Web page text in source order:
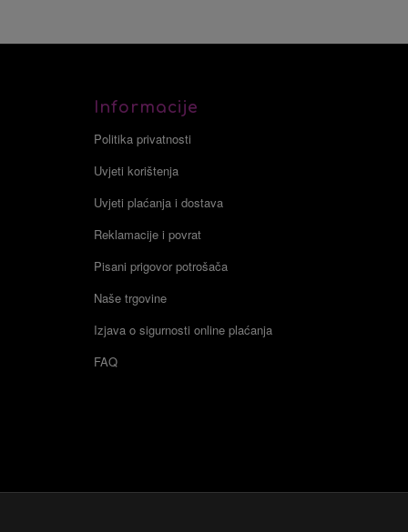
Informacije
Politika privatnosti
Uvjeti korištenja
Uvjeti plaćanja i dostava
Reklamacije i povrat
Pisani prigovor potrošača
Naše trgovine
Izjava o sigurnosti online plaćanja
FAQ